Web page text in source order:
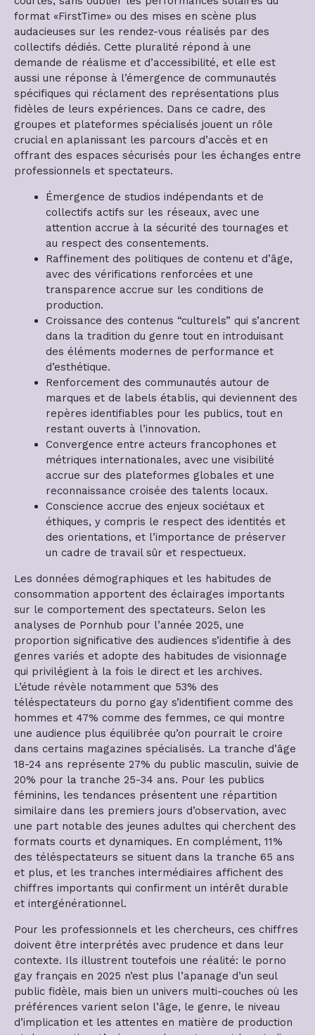
format «FirstTime» ou des mises en scène plus
audacieuses sur les rendez-vous réalisés par des
collectifs dédiés. Cette pluralité répond à une
demande de réalisme et d’accessibilité, et elle est
aussi une réponse à l’émergence de communautés
spécifiques qui réclament des représentations plus
fidèles de leurs expériences. Dans ce cadre, des
groupes et plateformes spécialisés jouent un rôle
crucial en aplanissant les parcours d’accès et en
offrant des espaces sécurisés pour les échanges entre
professionnels et spectateurs.
Émergence de studios indépendants et de
collectifs actifs sur les réseaux, avec une
attention accrue à la sécurité des tournages et
au respect des consentements.
Raffinement des politiques de contenu et d’âge,
avec des vérifications renforcées et une
transparence accrue sur les conditions de
production.
Croissance des contenus “culturels” qui s’ancrent
dans la tradition du genre tout en introduisant
des éléments modernes de performance et
d’esthétique.
Renforcement des communautés autour de
marques et de labels établis, qui deviennent des
repères identifiables pour les publics, tout en
restant ouverts à l’innovation.
Convergence entre acteurs francophones et
métriques internationales, avec une visibilité
accrue sur des plateformes globales et une
reconnaissance croisée des talents locaux.
Conscience accrue des enjeux sociétaux et
éthiques, y compris le respect des identités et
des orientations, et l’importance de préserver
un cadre de travail sûr et respectueux.
Les données démographiques et les habitudes de
consommation apportent des éclairages importants
sur le comportement des spectateurs. Selon les
analyses de Pornhub pour l’année 2025, une
proportion significative des audiences s’identifie à des
genres variés et adopte des habitudes de visionnage
qui privilégient à la fois le direct et les archives.
L’étude révèle notamment que 53% des
téléspectateurs du porno gay s’identifient comme des
hommes et 47% comme des femmes, ce qui montre
une audience plus équilibrée qu’on pourrait le croire
dans certains magazines spécialisés. La tranche d’âge
18-24 ans représente 27% du public masculin, suivie de
20% pour la tranche 25-34 ans. Pour les publics
féminins, les tendances présentent une répartition
similaire dans les premiers jours d’observation, avec
une part notable des jeunes adultes qui cherchent des
formats courts et dynamiques. En complément, 11%
des téléspectateurs se situent dans la tranche 65 ans
et plus, et les tranches intermédiaires affichent des
chiffres importants qui confirment un intérêt durable
et intergénérationnel.
Pour les professionnels et les chercheurs, ces chiffres
doivent être interprétés avec prudence et dans leur
contexte. Ils illustrent toutefois une réalité: le porno
gay français en 2025 n’est plus l’apanage d’un seul
public fidèle, mais bien un univers multi-couches où les
préférences varient selon l’âge, le genre, le niveau
d’implication et les attentes en matière de production